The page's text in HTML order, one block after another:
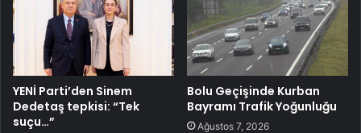
YENİ Parti’den Sinem
Dedetaş tepkisi: “Tek
suçu…”
Bolu Geçişinde Kurban
Bayramı Trafik Yoğunluğu
Ağustos 7, 2026